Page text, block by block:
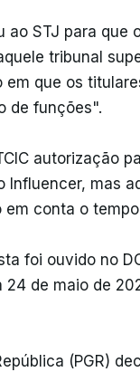
ao STJ para
tribunal
que os
de funções".
autorização
Influencer, mas
conta o
foi ouvido no
de maio de
(PGR)